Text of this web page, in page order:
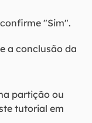
"Sim".
a conclusão da
partição ou
tutorial em